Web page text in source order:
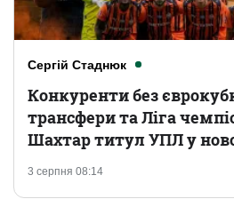
Сергій Стаднюк
3 серпня 08:14
Конкуренти без
трансфери та Ліга
Шахтар титул УПЛ у